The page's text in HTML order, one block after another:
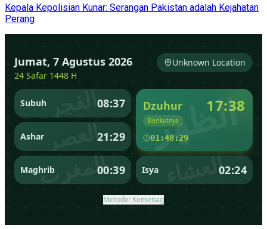
Kepala Kepolisian Kunar: Serangan Pakistan adalah Kejahatan
Perang